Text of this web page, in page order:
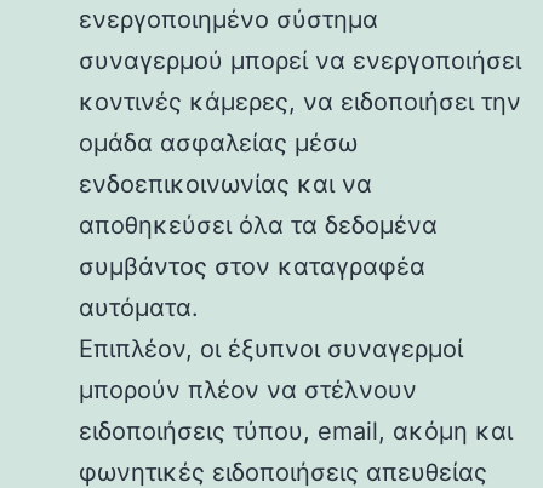
ενεργοποιημένο σύστημα
συναγερμού μπορεί να ενεργοποιήσει
κοντινές κάμερες, να ειδοποιήσει την
ομάδα ασφαλείας μέσω
ενδοεπικοινωνίας και να
αποθηκεύσει όλα τα δεδομένα
συμβάντος στον καταγραφέα
αυτόματα.
Επιπλέον, οι έξυπνοι συναγερμοί
μπορούν πλέον να στέλνουν
ειδοποιήσεις τύπου, email, ακόμη και
φωνητικές ειδοποιήσεις απευθείας